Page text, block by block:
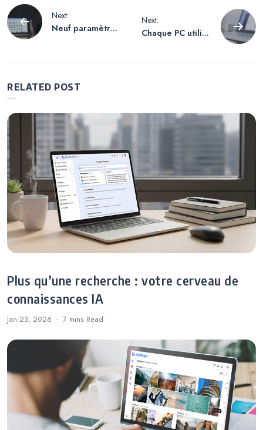
Navigation
de
l’article
Next:
Neuf paramètres
Next:
Chaque PC utilise
RELATED POST
Plus qu’une recherche : votre cerveau de
connaissances IA
Jan 23, 2026 7 mins Read